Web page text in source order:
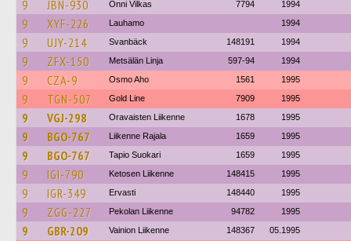
9 JBN-930 Onni Vilkas 7794 1994
9 XYF-226 Lauhamo 1994
9 UJY-214 Svanbäck 148191 1994
9 ZFX-150 Metsälän Linja 597-94 1994
9 CZA-9 Osmo Aho 1561 1995
9 TGN-507 Gold Line 7909 1995
9 VGJ-298 Oravaisten Liikenne 1678 1995
9 BGO-767 Liikenne Rajala 1659 1995
9 BGO-767 Tapio Suokari 1659 1995
9 IGI-790 Ketosen Liikenne 148415 1995
9 IGR-349 Ervasti 148440 1995
9 ZGG-227 Pekolan Liikenne 94782 1995
9 GBR-209 Vainion Liikenne 148367 05.1995